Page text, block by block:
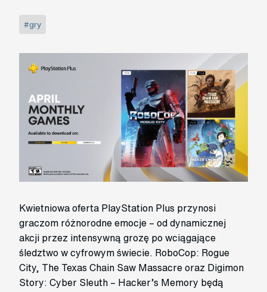
#gry
Kwietniowa oferta PlayStation Plus przynosi
graczom różnorodne emocje – od dynamicznej
akcji przez intensywną grozę po wciągające
śledztwo w cyfrowym świecie. RoboCop: Rogue
City, The Texas Chain Saw Massacre oraz Digimon
Story: Cyber Sleuth – Hacker’s Memory będą